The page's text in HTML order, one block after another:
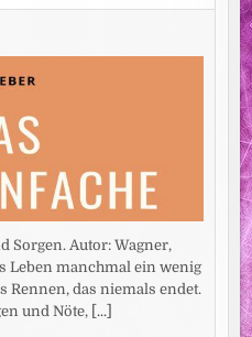
Sorgen. Autor: Wagner,
Leben manchmal ein wenig
Rennen, das niemals endet.
und Nöte, [...]